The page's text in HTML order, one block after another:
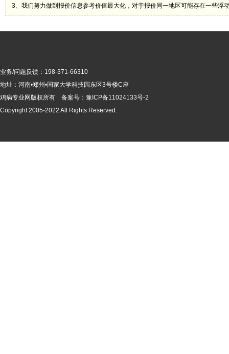
3、我们努力做到报价信息参考价值最大化，对于报价同一地区可能存在一些浮
业务/问题反馈：198-371-66310
地址：河南•郑州•国家大学科技园东区3号楼C座
鸡病专业网版权所有 备案号： 豫ICP备11024133号-2
Copyright 2005-2022 All Rights Reserved.